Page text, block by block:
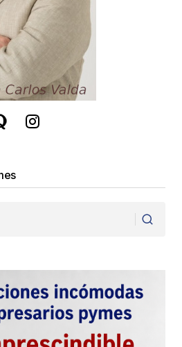
por
Política de
Términos del servicio